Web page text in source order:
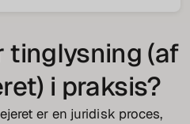
tinglysning (af
i praksis?
er en juridisk proces,